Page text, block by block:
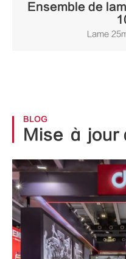
Ensemble de
Lame
BLOG
Mise à jour